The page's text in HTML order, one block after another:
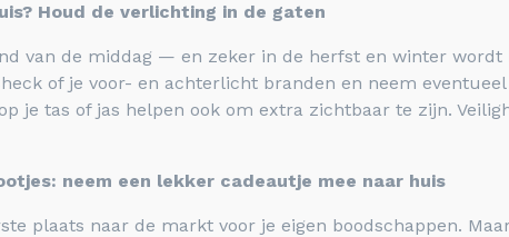
Houd de verlichting in de gaten
van de middag — en zeker in de herfst en winter
of je voor- en achterlicht branden en neem
je tas of jas helpen ook om extra zichtbaar te zijn.
neem een lekker cadeautje mee naar huis
plaats naar de markt voor je eigen boodschappen.